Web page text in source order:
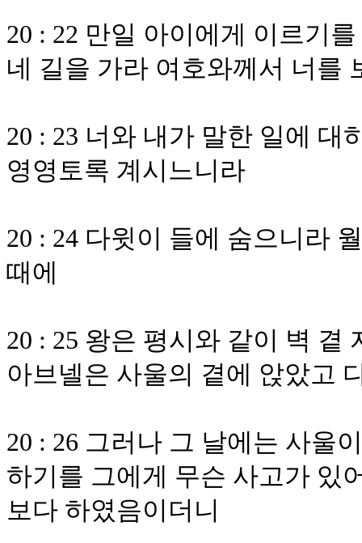
20 : 22 만일 아이에게 이르기
네 길을 가라 여호와께서 너를
20 : 23 너와 내가 말한 일에 대
영영토록 계시느니라
20 : 24 다윗이 들에 숨으니라
때에
20 : 25 왕은 평시와 같이 벽 곁
아브넬은 사울의 곁에 앉았고
20 : 26 그러나 그 날에는 사울
하기를 그에게 무슨 사고가 있
보다 하였음이더니